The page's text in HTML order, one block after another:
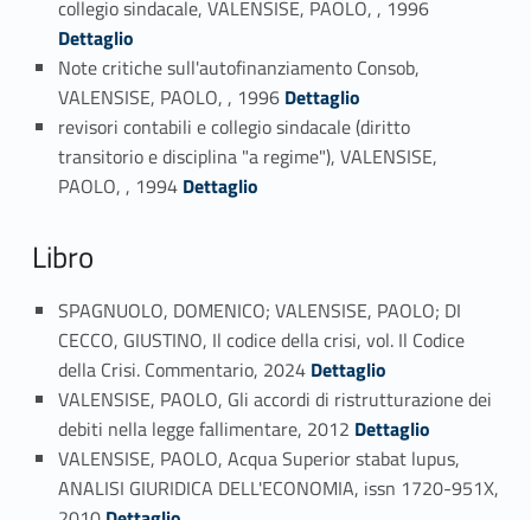
collegio sindacale, VALENSISE, PAOLO, , 1996
Dettaglio
Note critiche sull'autofinanziamento Consob,
VALENSISE, PAOLO, , 1996 Link identifier #identifier_person_126862-24
Dettaglio
revisori contabili e collegio sindacale (diritto
transitorio e disciplina "a regime"), VALENSISE,
PAOLO, , 1994 Link identifier #identifier_person_72109-25
Dettaglio
Libro
SPAGNUOLO, DOMENICO; VALENSISE, PAOLO; DI
CECCO, GIUSTINO, Il codice della crisi, vol. Il Codice
della Crisi. Commentario, 2024 Link identifier #identifier_person_55799-26
Dettaglio
VALENSISE, PAOLO, Gli accordi di ristrutturazione dei
debiti nella legge fallimentare, 2012 Link identifier #identifier_person_170679-27
Dettaglio
VALENSISE, PAOLO, Acqua Superior stabat lupus,
ANALISI GIURIDICA DELL'ECONOMIA, issn 1720-951X,
Link identifier #identifier_person_72833-28